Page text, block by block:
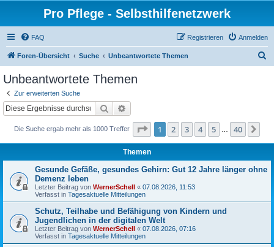
Pro Pflege - Selbsthilfenetzwerk
FAQ Anmelden
Registrieren
Foren-Übersicht Suche Unbeantwortete Themen
Unbeantwortete Themen
Zur erweiterten Suche
Suche
Die Suche ergab mehr als 1000 Treffer Seite 1von 40
1 2 3 4 5 40
Themen
Gesunde Gefäße, gesundes Gehirn: Gut 12 Jahre länger ohne
Demenz leben
Letzter Beitrag von WernerSchell « 07.08.2026, 11:53
Verfasst in Tagesaktuelle Mitteilungen
Schutz, Teilhabe und Befähigung von Kindern und
Jugendlichen in der digitalen Welt
Letzter Beitrag von WernerSchell « 07.08.2026, 07:16
Verfasst in Tagesaktuelle Mitteilungen